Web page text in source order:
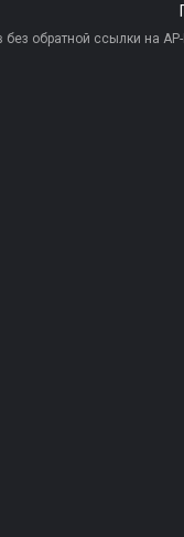
обратной ссылки на